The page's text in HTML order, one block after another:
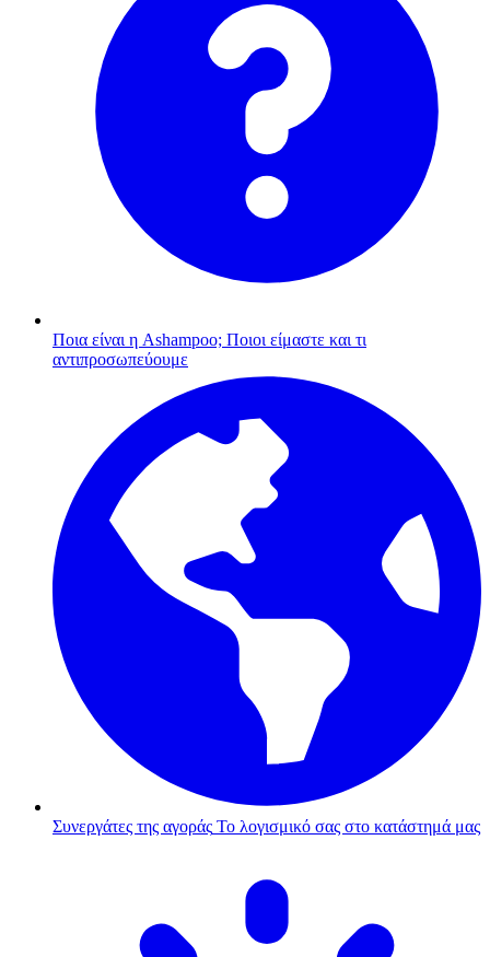
Ποια είναι η Ashampoo; Ποιοι είμαστε και τι
αντιπροσωπεύουμε
Συνεργάτες της αγοράς Το λογισμικό σας στο κατάστημά μας